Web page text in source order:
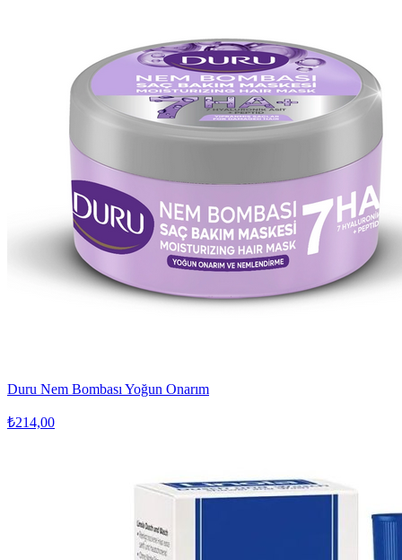
Duru Nem Bombası Yoğun Onarım
₺214,00